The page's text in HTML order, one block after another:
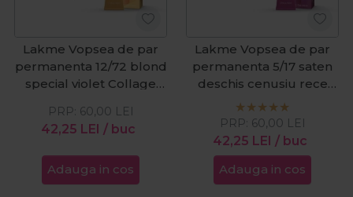
Lakme Vopsea de par
permanenta 12/72 blond
special violet Collage
42,25 LEI / buc
PRP: 60,00 LEI
Adauga in cos
Lakme Vopsea de par
permanenta 5/17 saten
deschis cenusiu rece
Collage 60ml
42,25 LEI / buc
PRP: 60,00 LEI
Adauga in cos